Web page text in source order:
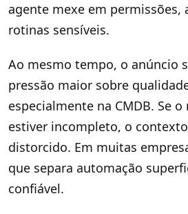
agente mexe em permissões,
rotinas sensíveis.
Ao mesmo tempo, o anúncio
pressão maior sobre
especialmente na CMDB. Se
estiver incompleto, o
distorcido. Em muitas
que separa automação
confiável.